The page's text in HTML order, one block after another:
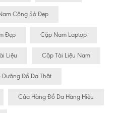
Công Sở Đẹp
Đẹp Cặp Nam Laptop
Liệu Cặp Tài Liệu Nam
Dưỡng Đồ Da Thật
Cửa Hàng Đồ Da Hàng Hiệu